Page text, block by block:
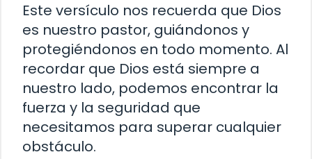
Este versículo nos recuerda que Dios
es nuestro pastor, guiándonos y
protegiéndonos en todo momento. Al
recordar que Dios está siempre a
nuestro lado, podemos encontrar la
fuerza y la seguridad que
necesitamos para superar cualquier
obstáculo.